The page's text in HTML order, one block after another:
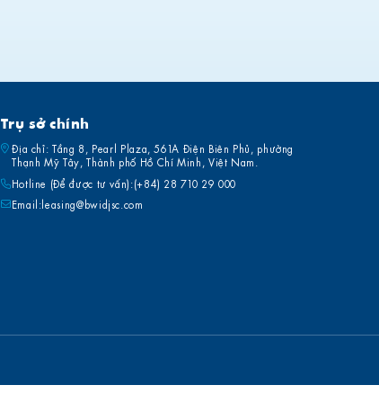
Trụ sở chính
Địa chỉ: Tầng 8, Pearl Plaza, 561A Điện Biên Phủ, phường
Thạnh Mỹ Tây, Thành phố Hồ Chí Minh, Việt Nam.
Hotline (Để được tư vấn):(+84) 28 710 29 000
Email:leasing@bwidjsc.com